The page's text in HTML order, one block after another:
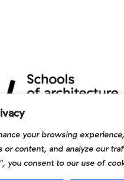
your browsing experience,
or content, and analyze our
you consent to our use of